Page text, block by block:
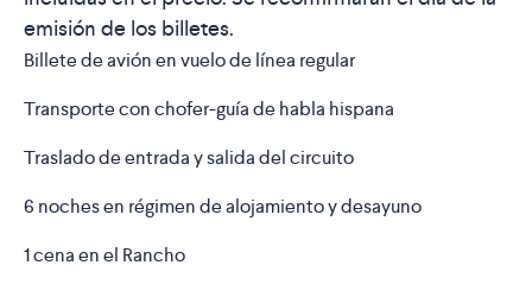
emisión de los billetes.
Billete de avión en vuelo de línea regular
Transporte con chofer-guía de habla hispana
Traslado de entrada y salida del circuito
6 noches en régimen de alojamiento y desayuno
1 cena en el Rancho